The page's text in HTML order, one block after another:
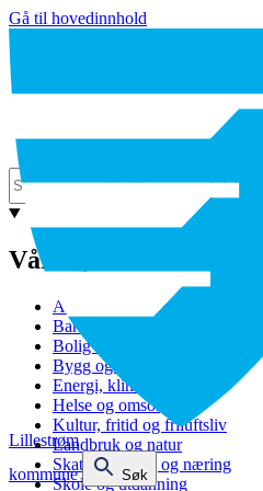
Gå til hovedinnhold
Lillestrøm
kommune
Søk
Våre tjenester
Avfall og gjenvinning
Barnehage
Bolig og sosiale tjenester
Bygg og eiendom
Energi, klima og miljø
Helse og omsorg
Kultur, fritid og friluftsliv
Landbruk og natur
Skatt, bevilling og næring
Skole og utdanning